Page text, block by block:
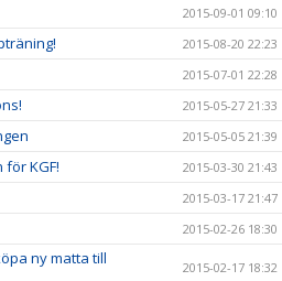
2015-09-01 09:10
2015-08-20 22:23
2015-07-01 22:28
2015-05-27 21:33
2015-05-05 21:39
KGF! 2015-03-30 21:43
2015-03-17 21:47
2015-02-26 18:30
ny matta till
2015-02-17 18:32